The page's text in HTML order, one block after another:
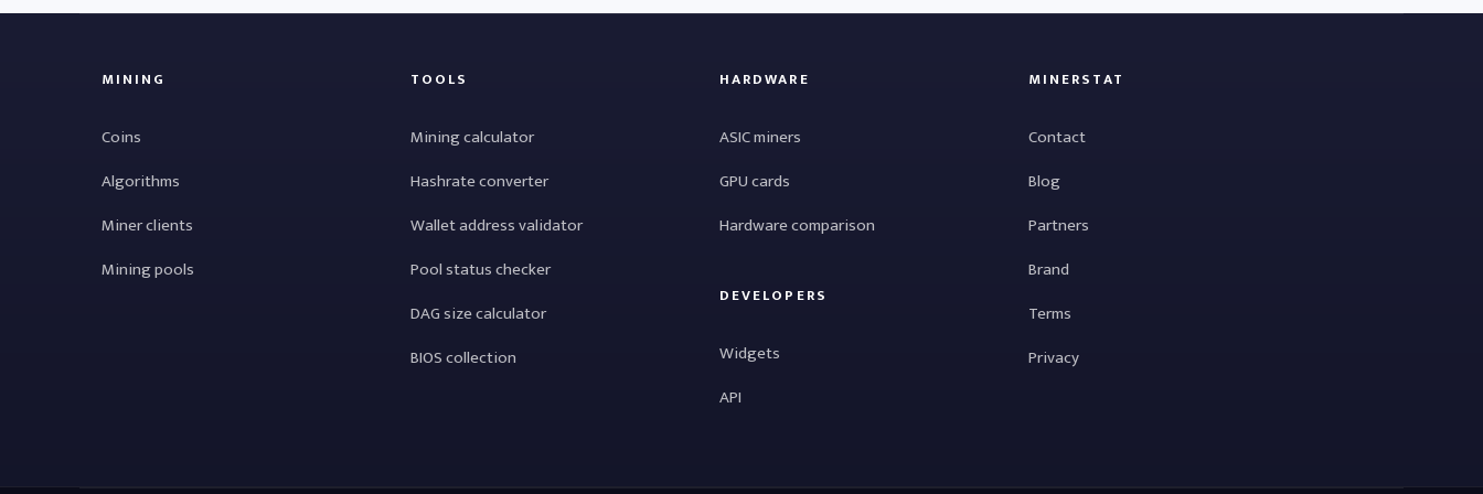
MINING
Coins
Algorithms
Miner clients
Mining pools
TOOLS
Mining calculator
Hashrate converter
Wallet address validator
Pool status checker
DAG size calculator
BIOS collection
HARDWARE
ASIC miners
GPU cards
Hardware comparison
DEVELOPERS
Widgets
API
MINERSTAT
Contact
Blog
Partners
Brand
Terms
Privacy